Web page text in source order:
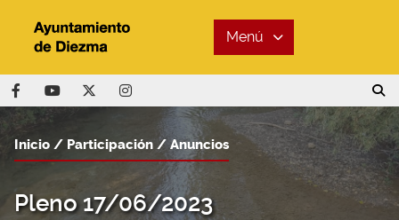
Menú
Pleno 17/06/2023
Inicio Participación Anuncios